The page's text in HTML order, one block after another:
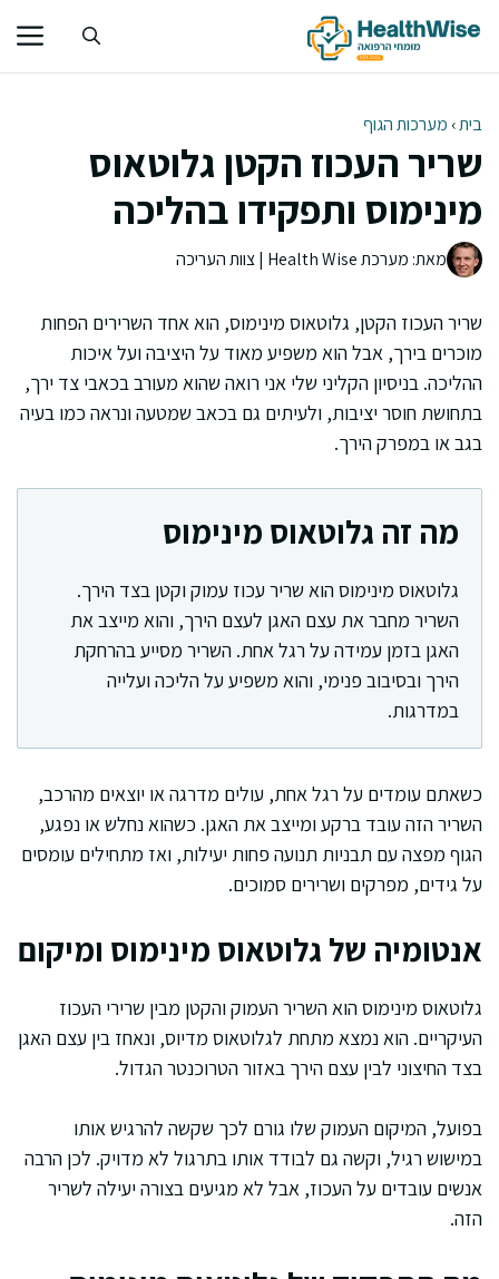
לתוכן
בית› מערכות הגוף
שריר העכוז הקטן גלוטאוס
מינימוס ותפקידו בהליכה
מאת: מערכת Health Wise | צוות העריכה
שריר העכוז הקטן, גלוטאוס מינימוס, הוא אחד השרירים הפחות
מוכרים בירך, אבל הוא משפיע מאוד על היציבה ועל איכות
ההליכה. בניסיון הקליני שלי אני רואה שהוא מעורב בכאבי צד ירך,
בתחושת חוסר יציבות, ולעיתים גם בכאב שמטעה ונראה כמו בעיה
בגב או במפרק הירך.
מה זה גלוטאוס מינימוס
גלוטאוס מינימוס הוא שריר עכוז עמוק וקטן בצד הירך.
השריר מחבר את עצם האגן לעצם הירך, והוא מייצב את
האגן בזמן עמידה על רגל אחת. השריר מסייע בהרחקת
הירך ובסיבוב פנימי, והוא משפיע על הליכה ועלייה
במדרגות.
כשאתם עומדים על רגל אחת, עולים מדרגה או יוצאים מהרכב,
השריר הזה עובד ברקע ומייצב את האגן. כשהוא נחלש או נפגע,
הגוף מפצה עם תבניות תנועה פחות יעילות, ואז מתחילים עומסים
על גידים, מפרקים ושרירים סמוכים.
אנטומיה של גלוטאוס מינימוס ומיקום
גלוטאוס מינימוס הוא השריר העמוק והקטן מבין שרירי העכוז
העיקריים. הוא נמצא מתחת לגלוטאוס מדיוס, ונאחז בין עצם האגן
בצד החיצוני לבין עצם הירך באזור הטרוכנטר הגדול.
בפועל, המיקום העמוק שלו גורם לכך שקשה להרגיש אותו
במישוש רגיל, וקשה גם לבודד אותו בתרגול לא מדויק. לכן הרבה
אנשים עובדים על העכוז, אבל לא מגיעים בצורה יעילה לשריר
הזה.